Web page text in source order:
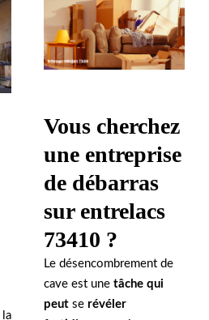
la
Vous cherchez
une entreprise
de débarras
sur entrelacs
73410 ?
Le désencombrement de
cave est une tâche qui
peut se révéler